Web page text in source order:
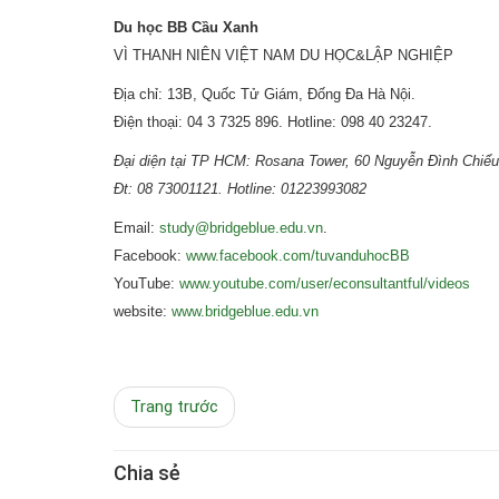
Du học BB Cầu Xanh
VÌ THANH NIÊN VIỆT NAM DU HỌC&LẬP NGHIỆP
Địa chỉ: 13B, Quốc Tử Giám, Đống Đa Hà Nội.
Điện thoại: 04 3 7325 896. Hotline: 098 40 23247.
Đại diện tại TP HCM: Rosana Tower, 60 Nguyễn Đình
Đt: 08 73001121. Hotline: 01223993082
Email: study@bridgeblue.edu.vn.
Facebook: www.facebook.com/tuvanduhocBB
YouTube: www.youtube.com/user/econsultantful/videos
website: www.bridgeblue.edu.vn
Trang trước
Chia sẻ